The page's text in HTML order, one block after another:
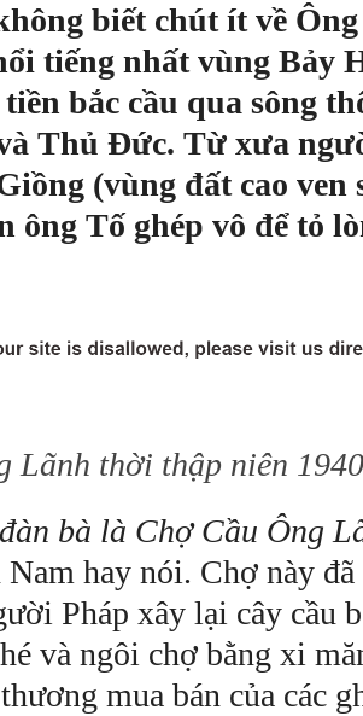
biết chút ít về
tiếng nhất vùng Bảy
bắc cầu qua sông
Thủ Đức. Từ xưa
(vùng đất cao ven
ông Tố ghép vô để tỏ
Lãnh thời thập niên
bà là Chợ Cầu Ông
Nam hay nói. Chợ này
Pháp xây lại cây cầu
và ngôi chợ bằng xi
mua bán của các